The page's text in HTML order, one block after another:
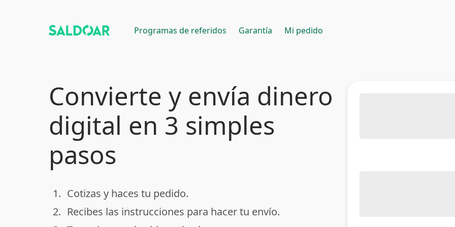
Programas de referidos Garantía Mi pedido
Convierte y envía dinero
digital en 3 simples
pasos
done
1. Cotizas y haces tu pedido.
done
2. Recibes las instrucciones para hacer tu envío.